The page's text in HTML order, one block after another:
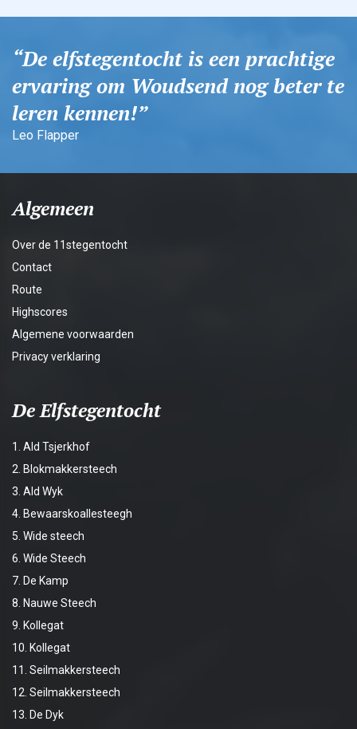
De elfstegentocht is een prachtige
ervaring om Woudsend nog beter te
leren kennen!
Leo Flapper
Algemeen
Over de 11stegentocht
Contact
Route
Highscores
Algemene voorwaarden
Privacy verklaring
De Elfstegentocht
1. Ald Tsjerkhof
2. Blokmakkersteech
3. Ald Wyk
4. Bewaarskoallesteegh
5. Wide steech
6. Wide Steech
7. De Kamp
8. Nauwe Steech
9. Kollegat
10. Kollegat
11. Seilmakkersteech
12. Seilmakkersteech
13. De Dyk